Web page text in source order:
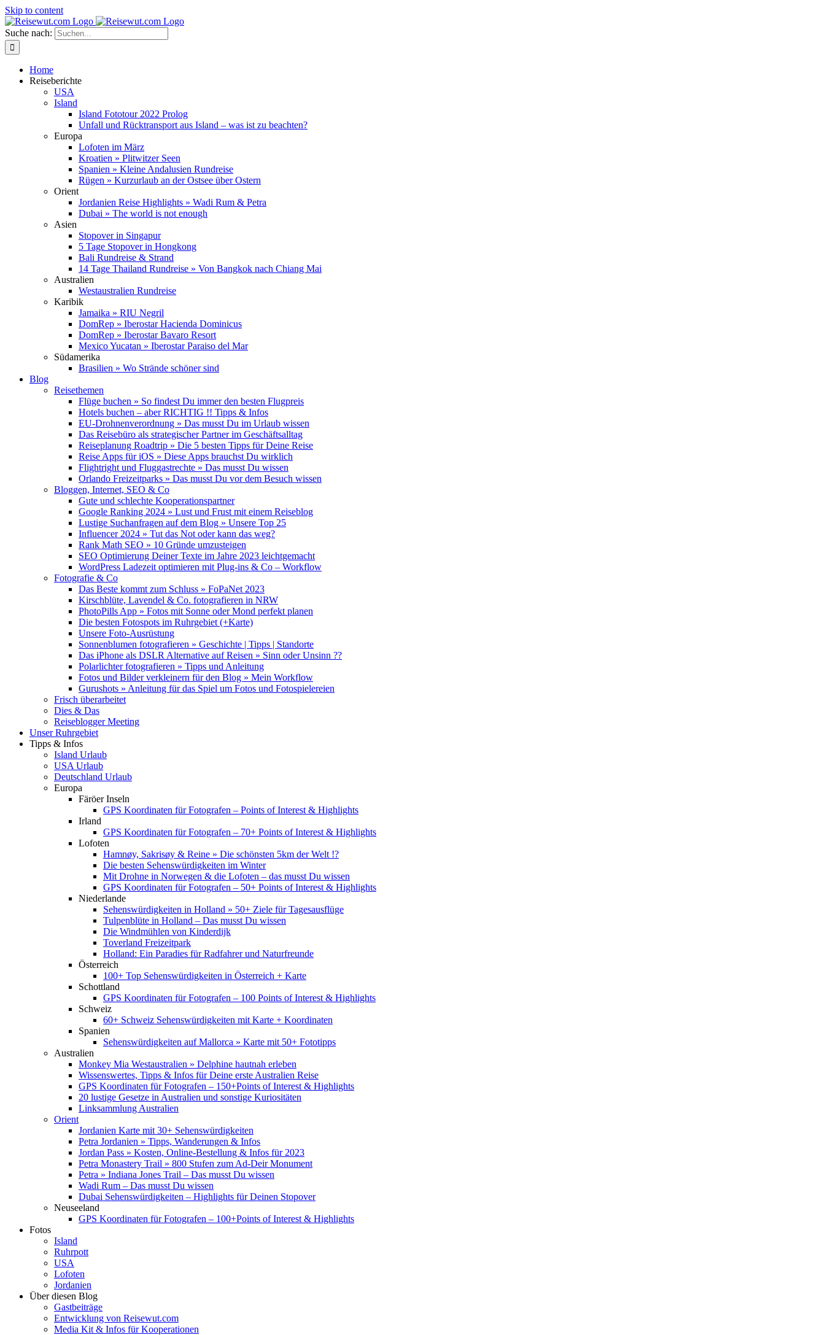
Skip to content
Suche nach:
Home
Reiseberichte
USA
Island
Island Fototour 2022 Prolog
Unfall und Rücktransport aus Island – was ist zu beachten?
Europa
Lofoten im März
Kroatien » Plitwitzer Seen
Spanien » Kleine Andalusien Rundreise
Rügen » Kurzurlaub an der Ostsee über Ostern
Orient
Jordanien Reise Highlights » Wadi Rum & Petra
Dubai » The world is not enough
Asien
Stopover in Singapur
5 Tage Stopover in Hongkong
Bali Rundreise & Strand
14 Tage Thailand Rundreise » Von Bangkok nach Chiang Mai
Australien
Westaustralien Rundreise
Karibik
Jamaika » RIU Negril
DomRep » Iberostar Hacienda Dominicus
DomRep » Iberostar Bavaro Resort
Mexico Yucatan » Iberostar Paraiso del Mar
Südamerika
Brasilien » Wo Strände schöner sind
Blog
Reisethemen
Flüge buchen » So findest Du immer den besten Flugpreis
Hotels buchen – aber RICHTIG !! Tipps & Infos
EU-Drohnenverordnung » Das musst Du im Urlaub wissen
Das Reisebüro als strategischer Partner im Geschäftsalltag
Reiseplanung Roadtrip » Die 5 besten Tipps für Deine Reise
Reise Apps für iOS » Diese Apps brauchst Du wirklich
Flightright und Fluggastrechte » Das musst Du wissen
Orlando Freizeitparks » Das musst Du vor dem Besuch wissen
Bloggen, Internet, SEO & Co
Gute und schlechte Kooperationspartner
Google Ranking 2024 » Lust und Frust mit einem Reiseblog
Lustige Suchanfragen auf dem Blog » Unsere Top 25
Influencer 2024 » Tut das Not oder kann das weg?
Rank Math SEO » 10 Gründe umzusteigen
SEO Optimierung Deiner Texte im Jahre 2023 leichtgemacht
WordPress Ladezeit optimieren mit Plug-ins & Co – Workflow
Fotografie & Co
Das Beste kommt zum Schluss » FoPaNet 2023
Kirschblüte, Lavendel & Co. fotografieren in NRW
PhotoPills App » Fotos mit Sonne oder Mond perfekt planen
Die besten Fotospots im Ruhrgebiet (+Karte)
Unsere Foto-Ausrüstung
Sonnenblumen fotografieren » Geschichte | Tipps | Standorte
Das iPhone als DSLR Alternative auf Reisen » Sinn oder Unsinn ??
Polarlichter fotografieren » Tipps und Anleitung
Fotos und Bilder verkleinern für den Blog » Mein Workflow
Gurushots » Anleitung für das Spiel um Fotos und Fotospielereien
Frisch überarbeitet
Dies & Das
Reiseblogger Meeting
Unser Ruhrgebiet
Tipps & Infos
Island Urlaub
USA Urlaub
Deutschland Urlaub
Europa
Färöer Inseln
GPS Koordinaten für Fotografen – Points of Interest & Highlights
Irland
GPS Koordinaten für Fotografen – 70+ Points of Interest & Highlights
Lofoten
Hamnøy, Sakrisøy & Reine » Die schönsten 5km der Welt !?
Die besten Sehenswürdigkeiten im Winter
Mit Drohne in Norwegen & die Lofoten – das musst Du wissen
GPS Koordinaten für Fotografen – 50+ Points of Interest & Highlights
Niederlande
Sehenswürdigkeiten in Holland » 50+ Ziele für Tagesausflüge
Tulpenblüte in Holland – Das musst Du wissen
Die Windmühlen von Kinderdijk
Toverland Freizeitpark
Holland: Ein Paradies für Radfahrer und Naturfreunde
Österreich
100+ Top Sehenswürdigkeiten in Österreich + Karte
Schottland
GPS Koordinaten für Fotografen – 100 Points of Interest & Highlights
Schweiz
60+ Schweiz Sehenswürdigkeiten mit Karte + Koordinaten
Spanien
Sehenswürdigkeiten auf Mallorca » Karte mit 50+ Fototipps
Australien
Monkey Mia Westaustralien » Delphine hautnah erleben
Wissenswertes, Tipps & Infos für Deine erste Australien Reise
GPS Koordinaten für Fotografen – 150+Points of Interest & Highlights
20 lustige Gesetze in Australien und sonstige Kuriositäten
Linksammlung Australien
Orient
Jordanien Karte mit 30+ Sehenswürdigkeiten
Petra Jordanien » Tipps, Wanderungen & Infos
Jordan Pass » Kosten, Online-Bestellung & Infos für 2023
Petra Monastery Trail » 800 Stufen zum Ad-Deir Monument
Petra » Indiana Jones Trail – Das musst Du wissen
Wadi Rum – Das musst Du wissen
Dubai Sehenswürdigkeiten – Highlights für Deinen Stopover
Neuseeland
GPS Koordinaten für Fotografen – 100+Points of Interest & Highlights
Fotos
Island
Ruhrpott
USA
Lofoten
Jordanien
Über diesen Blog
Gastbeiträge
Entwicklung von Reisewut.com
Media Kit & Infos für Kooperationen